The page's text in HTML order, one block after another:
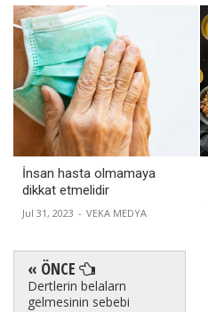
İnsan hasta olmamaya
dikkat etmelidir
Jul 31, 2023 - VEKA MEDYA
« ÖNCE
Dertlerin belalarn
gelmesinin sebebi